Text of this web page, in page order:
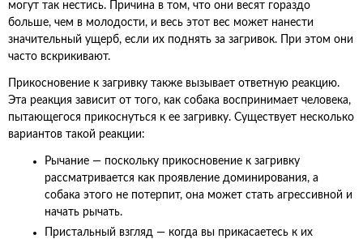
могут так нестись. Причина в том, что они весят гораздо
больше, чем в молодости, и весь этот вес может нанести
значительный ущерб, если их поднять за загривок. При этом они
часто вскрикивают.
Прикосновение к загривку также вызывает ответную реакцию.
Эта реакция зависит от того, как собака воспринимает человека,
пытающегося прикоснуться к ее загривку. Существует несколько
вариантов такой реакции:
Рычание — поскольку прикосновение к загривку
рассматривается как проявление доминирования, а
собака этого не потерпит, она может стать агрессивной и
начать рычать.
Пристальный взгляд — когда вы прикасаетесь к их